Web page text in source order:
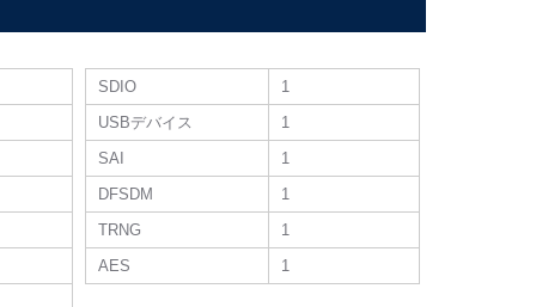
SDIO
1
USBデバイス
1
SAI
1
DFSDM
1
TRNG
1
AES
1